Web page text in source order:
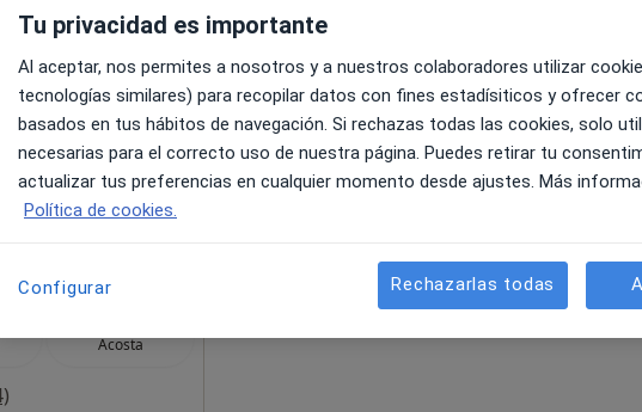
Logopeda, Dentista
opiniones
Calle Callejoncillo (Plaza Mayor), 2, bajo, Chiclana de la Frontera •Mapa
Servicio gratuito
Acosta
Tu privacidad es importante
Al aceptar, nos permites a nosotros y a nuestros colaboradores utilizar
tecnologías similares) para recopilar datos con fines estadísiticos y ofrecer
basados en tus hábitos de navegación. Si rechazas todas las cookies, solo
necesarias para el correcto uso de nuestra página. Puedes retirar tu
actualizar tus preferencias en cualquier momento desde ajustes. Más
Política de cookies.
Configurar Rechazarlas todas